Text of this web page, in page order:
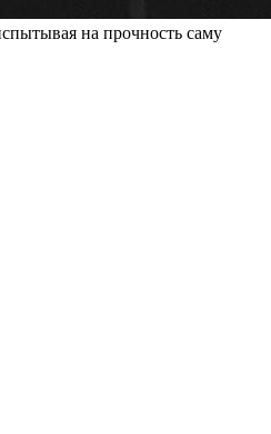
на прочность саму